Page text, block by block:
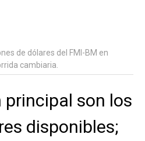
de dólares del FMI-BM en
cambiaria.
son los
disponibles;